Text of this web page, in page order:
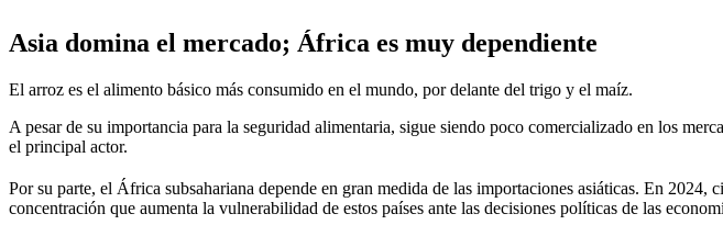
Asia domina el mercado; África es muy dependiente
El arroz es el alimento básico más consumido en el mundo, por delante del trigo y el maíz.
A pesar de su importancia para la seguridad alimentaria, sigue siendo poco comercializado en los
el principal actor.
Por su parte, el África subsahariana depende en gran medida de las importaciones asiáticas. En 2024,
concentración que aumenta la vulnerabilidad de estos países ante las decisiones políticas de las